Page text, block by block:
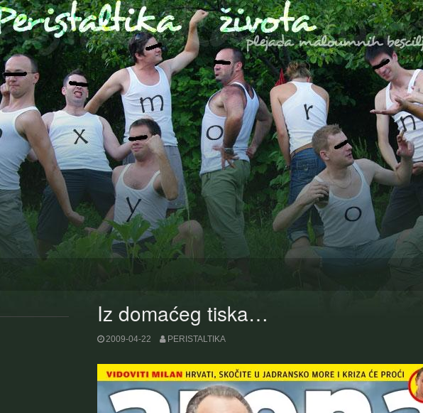
Iz domaćeg tiska…
2009-04-22 PERISTALTIKA